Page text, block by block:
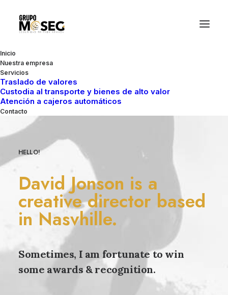
Inicio
Nuestra empresa
Servicios
Traslado de valores
Custodia al transporte y bienes de alto valor
Atención a cajeros automáticos
Contacto
HELLO!
David Jonson is a
creative director based
in Nasvhille.
Sometimes, I am fortunate to win
some awards & recognition.